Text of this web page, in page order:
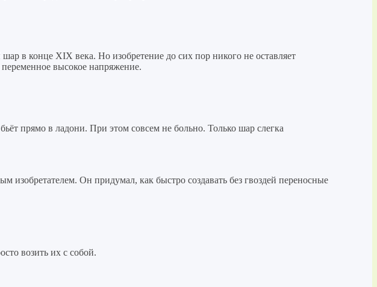
в конце XIX века. Но изобретение до сих пор никого не оставляет
высокое напряжение.
прямо в ладони. При этом совсем не больно. Только шар слегка
Он придумал, как быстро создавать без гвоздей переносные
возить их с собой.